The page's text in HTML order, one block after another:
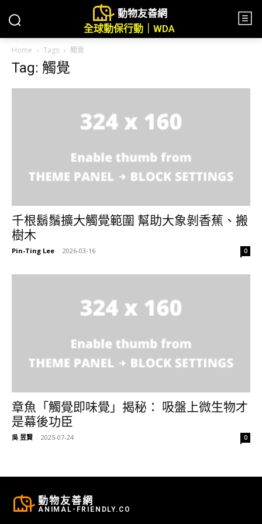
動物友善網
全球動保行動｜WDA
Home Tags 觸覺
Tag: 觸覺
千根鬍鬚擴大觸覺範圍 幫助大象剝香蕉、搬
樹木
Pin-Ting Lee - 2026-03-16 0
章魚「觸覺即味覺」揭秘： 吸盤上微生物才
是幕後功臣
吳 昱賢 - 2025-07-24 0
動物友善網
ANIMAL-FRIENDLY.CO